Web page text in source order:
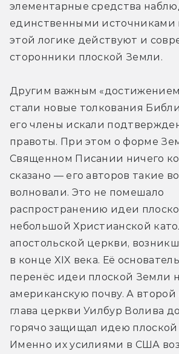
элементарные средства
единственными источниками
этой логике действуют и
сторонники плоской Земли.
Другим важным
стали новые толкования
его члены искали
правоты. При этом о форме
Священном Писании ничего
сказано — его авторов такие
волновали. Это не помешало
распространению идеи
небольшой Христианской
апостольской церкви,
в конце XIX века. Её
перенёс идеи плоской Земли
американскую почву. А
глава церкви Уилбур Волива
горячо защищал идею
Именно их усилиями в США